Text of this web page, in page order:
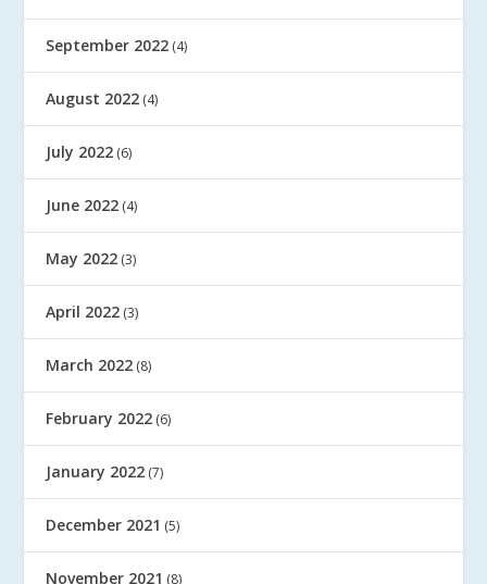
September 2022 (4)
August 2022 (4)
July 2022 (6)
June 2022 (4)
May 2022 (3)
April 2022 (3)
March 2022 (8)
February 2022 (6)
January 2022 (7)
December 2021 (5)
November 2021 (8)